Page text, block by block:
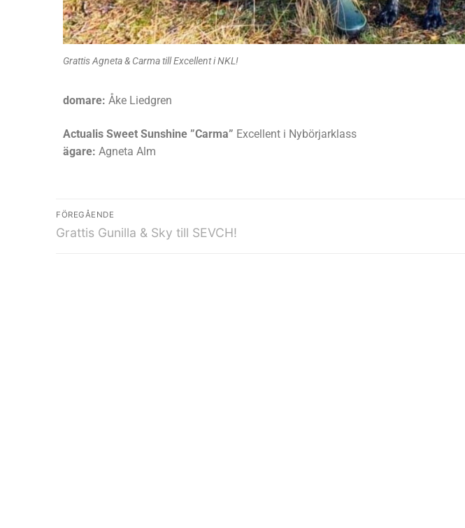
Grattis Agneta & Carma till Excellent i NKL!
domare: Åke Liedgren
Actualis Sweet Sunshine ”Carma” Excellent i Nybörjarklass
ägare: Agneta Alm
FÖREGÅENDE
Grattis Gunilla & Sky till SEVCH!